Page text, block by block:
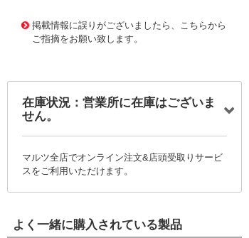
掲載情報に誤りがございましたら、こちらから
ご指摘をお願い致します。
在庫状況：営業所に在庫はございま
せん。
マルツ全店でオンライン注文&店頭受取りサービ
スをご利用いただけます。
よく一緒に購入されている製品